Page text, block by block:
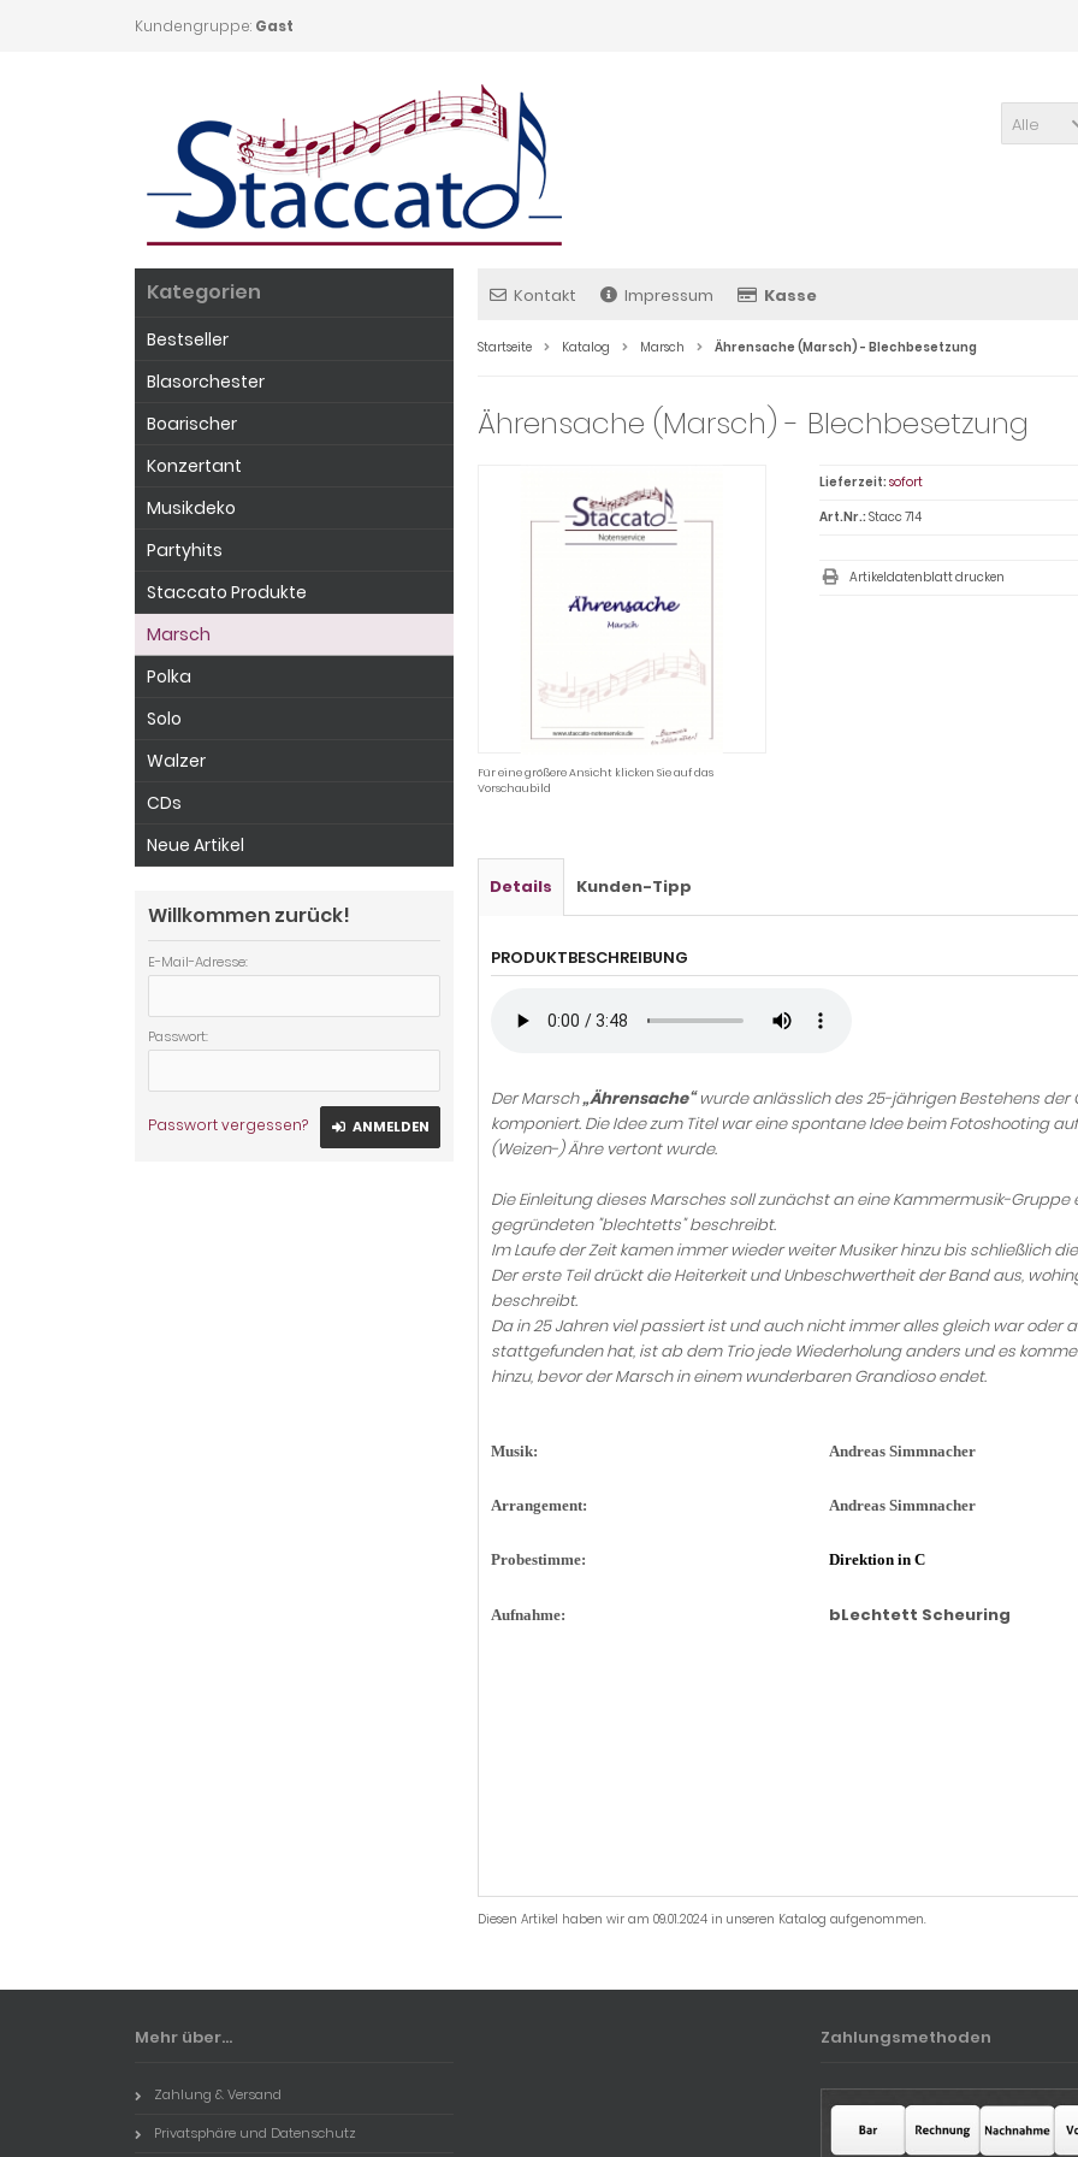
Kundengruppe: Gast
Alle
Kontakt Impressum Kasse
Startseite Katalog Marsch Ährensache (Marsch) - Blechbesetzung
Ährensache (Marsch) - Blechbesetzung
Für eine größere Ansicht klicken Sie auf das
Vorschaubild
Lieferzeit: sofort
Art.Nr.: Stacc 714
Artikeldatenblatt drucken
Details Kunden-Tipp
PRODUKTBESCHREIBUNG
Der Marsch„Ährensache“wurde anlässlich des 25-jährigen Bestehens der
komponiert. Die Idee zum Titel war eine spontane Idee beim Fotoshooting
(Weizen-) Ähre vertont wurde.
Die Einleitung dieses Marsches soll zunächst an eine Kammermusik-
gegründeten "blechtetts" beschreibt.
Im Laufe der Zeit kamen immer wieder weiter Musiker hinzu bis schließlich
Der erste Teil drückt die Heiterkeit und Unbeschwertheit der Band aus,
beschreibt.
Da in 25 Jahren viel passiert ist und auch nicht immer alles gleich war oder
stattgefunden hat, ist ab dem Trio jede Wiederholung anders und es
hinzu, bevor der Marsch in einem wunderbaren Grandioso endet.
Musik: Andreas Simmnacher
Arrangement: Andreas Simmnacher
Probestimme: Direktion in C
Aufnahme: bLechtett Scheuring
Diesen Artikel haben wir am 09.01.2024 in unseren Katalog aufgenommen.
Kategorien
Bestseller
Blasorchester
Boarischer
Konzertant
Musikdeko
Partyhits
Staccato Produkte
Marsch
Polka
Solo
Walzer
CDs
Neue Artikel
Willkommen zurück!
E-Mail-Adresse:
Passwort:
Passwort vergessen? ANMELDEN
Mehr über...
Zahlung & Versand
Privatsphäre und Datenschutz
Zahlungsmethoden